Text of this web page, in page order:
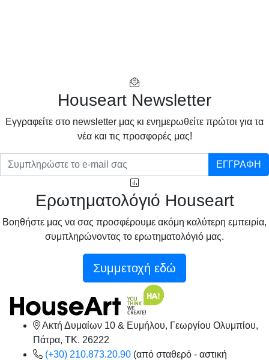
Houseart Newsletter
Eγγραφείτε στο newsletter μας κι ενημερωθείτε πρώτοι για τα
νέα και τις προσφορές μας!
ΕΓΓΡΑΦΗ
Ερωτηματολόγιό Houseart
Βοηθήστε μας να σας προσφέρουμε ακόμη καλύτερη εμπειρία,
συμπληρώνοντας το ερωτηματολόγιό μας.
Συμμετοχή εδώ
Ακτή Δυμαίων 10 & Ευμήλου, Γεωργίου Ολυμπίου,
Πάτρα, TK. 26222
(+30) 210.873.20.90 (από σταθερό - αστική